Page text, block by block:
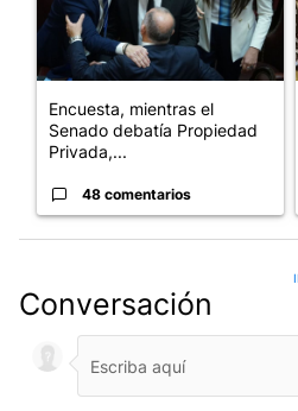
Encuesta, mientras el
Senado debatía Propiedad
Privada,...
48 comentarios
Conversación